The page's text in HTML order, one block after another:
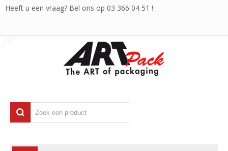
Heeft u een vraag? Bel ons op 03 366 04 51 !